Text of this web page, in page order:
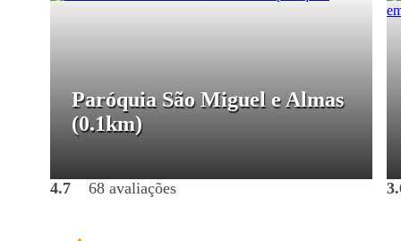
Paróquia São Miguel e Almas
(0.1km)
4.7 68 avaliações